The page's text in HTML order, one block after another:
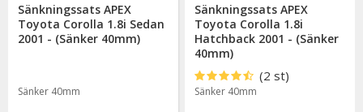
Sänkningssats APEX
Toyota Corolla 1.8i Sedan
2001 - (Sänker 40mm)
Sänker 40mm
Sänkningssats APEX
Toyota Corolla 1.8i
Hatchback 2001 - (Sänker
40mm)
(2 st)
Sänker 40mm